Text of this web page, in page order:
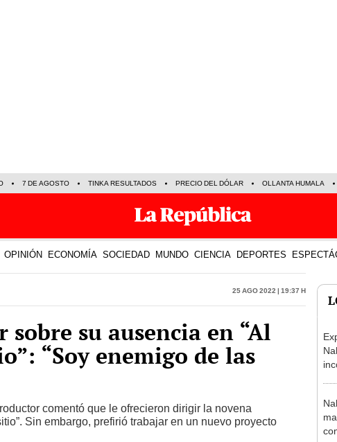
7 DE AGOSTO TINKA RESULTADOS PRECIO DEL DÓLAR OLLANTA HUMALA
OPINIÓN ECONOMÍA SOCIEDAD MUNDO CIENCIA DEPORTES
25 Ago 2022 | 19:37 h
su ausencia en “Al
“Soy enemigo de las
comentó que le ofrecieron dirigir la novena
Sin embargo, prefirió trabajar en un nuevo proyecto